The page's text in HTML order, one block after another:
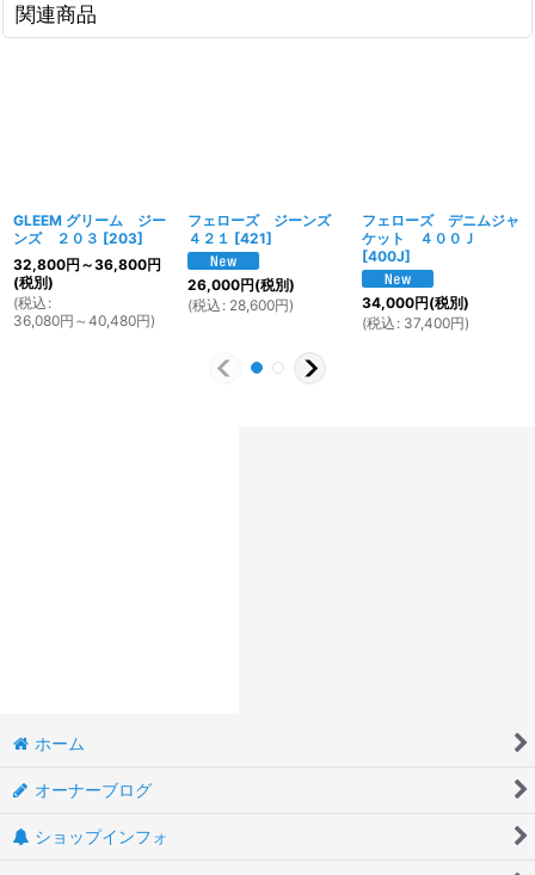
関連商品
GLEEM グリーム ジー
ンズ ２０３ [203]
32,800円 ～36,800円
(税別)
(税込 :
36,080円 ～40,480円)
フェローズ ジーンズ
４２１ [421]
26,000円(税別)
(税込 : 28,600円)
フェローズ デニムジャ
ケット ４００Ｊ
[400J]
34,000円(税別)
(税込 : 37,400円)
ホーム
オーナーブログ
ショップインフォ